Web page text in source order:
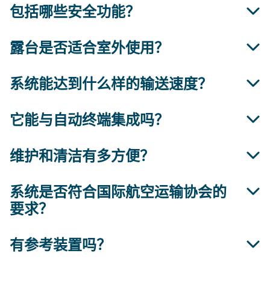
倾斜运动通过偏心凸轮系统实现，该系统带有集成传
包括哪些安全功能？
防滑表面、集成传感器和安全控制器确保操作安全。
露台是否适合室外使用？
是的，镀锌材料可确保耐候性。
系统能达到什么样的输送速度？
最高 18 米/分钟，实现高效流程。
它能与自动终端集成吗？
是的，可与码头管理系统完全集成，通过罗地格货运
性。
维护和清洁有多方便？
可拆卸的镀锌走道便于快速维护。
系统是否符合国际航空运输协会的
要求？
是的，它符合国际航空运输协会所有相关的 ULD 处
有参考装置吗？